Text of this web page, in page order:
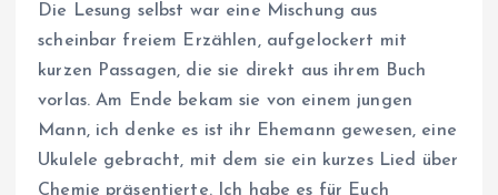
Die Lesung selbst war eine Mischung aus
scheinbar freiem Erzählen, aufgelockert mit
kurzen Passagen, die sie direkt aus ihrem Buch
vorlas. Am Ende bekam sie von einem jungen
Mann, ich denke es ist ihr Ehemann gewesen, eine
Ukulele gebracht, mit dem sie ein kurzes Lied über
Chemie präsentierte. Ich habe es für Euch